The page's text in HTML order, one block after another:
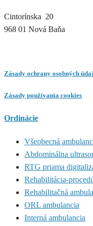
Cintorínska 20
968 01 Nová Baňa
Zásady ochrany osobných
Zásady používania cookies
Ordinácie
Všeobecná
Abdominálna
RTG priama
Rehabilitácia-
Rehabilitačná
ORL ambulancia
Interná ambulancia